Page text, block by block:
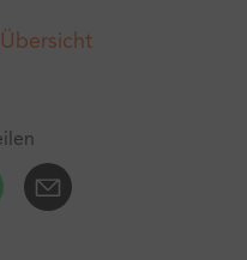
Whatsup